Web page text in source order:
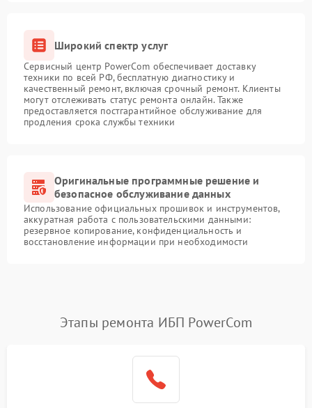
Широкий спектр услуг
Сервисный центр PowerCom обеспечивает доставку
техники по всей РФ, бесплатную диагностику и
качественный ремонт, включая срочный ремонт. Клиенты
могут отслеживать статус ремонта онлайн. Также
предоставляется постгарантийное обслуживание для
продления срока службы техники
Оригинальные программные решение и
безопасное обслуживание данных
Использование официальных прошивок и инструментов,
аккуратная работа с пользовательскими данными:
резервное копирование, конфиденциальность и
восстановление информации при необходимости
Этапы ремонта ИБП PowerCom